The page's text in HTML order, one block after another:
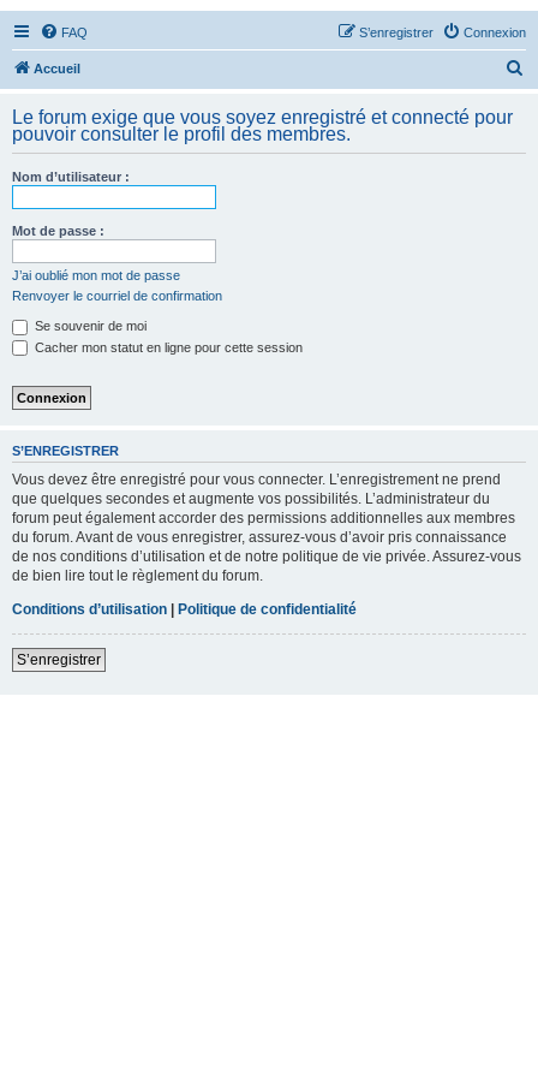
FAQ Connexion
S’enregistrer
Accueil
h
Le forum exige que vous soyez enregistré et connecté pour
pouvoir consulter le profil des membres.
Nom d’utilisateur :
Mot de passe :
J’ai oublié mon mot de passe
Renvoyer le courriel de confirmation
Se souvenir de moi
Cacher mon statut en ligne pour cette session
S’ENREGISTRER
Vous devez être enregistré pour vous connecter. L’enregistrement ne prend
que quelques secondes et augmente vos possibilités. L’administrateur du
forum peut également accorder des permissions additionnelles aux membres
du forum. Avant de vous enregistrer, assurez-vous d’avoir pris connaissance
de nos conditions d’utilisation et de notre politique de vie privée. Assurez-vous
de bien lire tout le règlement du forum.
Conditions d’utilisation | Politique de confidentialité
S’enregistrer